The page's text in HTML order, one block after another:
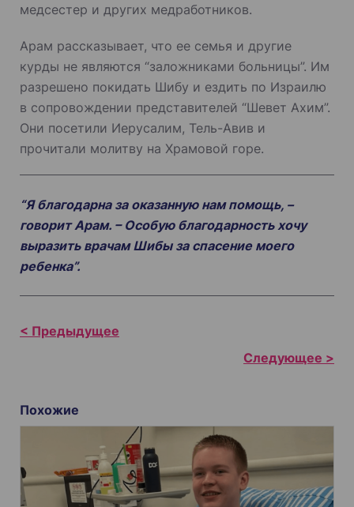
медсестер и других медработников.
Арам рассказывает, что ее семья и другие
курды не являются “заложниками больницы”. Им
разрешено покидать Шибу и ездить по Израилю
в сопровождении представителей “Шевет Ахим”.
Они посетили Иерусалим, Тель-Авив и
прочитали молитву на Храмовой горе.
“Я благодарна за оказанную нам помощь, –
говорит Арам. – Особую благодарность хочу
выразить врачам Шибы за спасение моего
ребенка”.
Н
и
г
ц
и
Похожие